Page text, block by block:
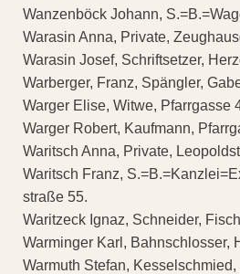
Wanzenböck Johann,
Warasin Anna, Private,
Warasin Josef, Schriftsetzer,
Warberger, Franz, Spängler,
Warger Elise, Witwe, Pfarrgasse
Warger Robert, Kaufmann,
Waritsch Anna, Private,
Waritsch Franz,
straße 55.
Waritzeck Ignaz, Schneider,
Warminger Karl, Bahnschlosser,
Warmuth Stefan, Kesselschmied,